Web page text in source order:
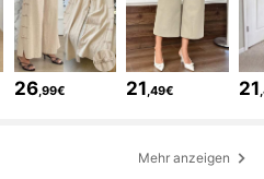
26,99€ 21,49€ 21
Mehr anzeigen